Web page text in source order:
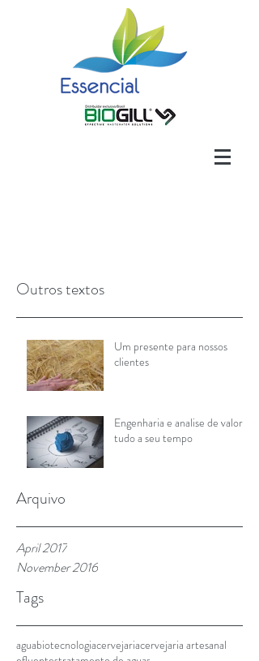
Outros textos
Um presente para nossos
clientes
Engenharia e analise de valor:
tudo a seu tempo
Arquivo
April 2017
November 2016
Tags
aguabiotecnologiacervejariacervejaria artesanal